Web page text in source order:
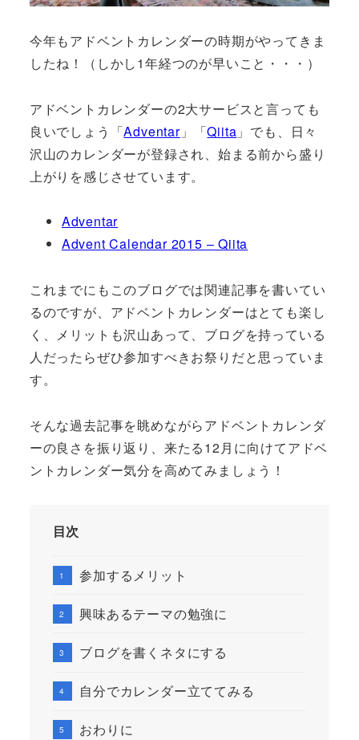
今年もアドベントカレンダーの時期がやってきま
したね！（しかし1年経つのが早いこと・・・）
アドベントカレンダーの2大サービスと言っても
良いでしょう「Adventar」「Qiita 」でも、日々
沢山のカレンダーが登録され、始まる前から盛り
上がりを感じさせています。
Adventar
Advent Calendar 2015 – Qiita
これまでにもこのブログでは関連記事を書いてい
るのですが、アドベントカレンダーはとても楽し
く、メリットも沢山あって、ブログを持っている
人だったらぜひ参加すべきお祭りだと思っていま
す。
そんな過去記事を眺めながらアドベントカレンダ
ーの良さを振り返り、来たる12月に向けてアドベ
ントカレンダー気分を高めてみましょう！
目次
参加するメリット
興味あるテーマの勉強に
ブログを書くネタにする
自分でカレンダー立ててみる
おわりに